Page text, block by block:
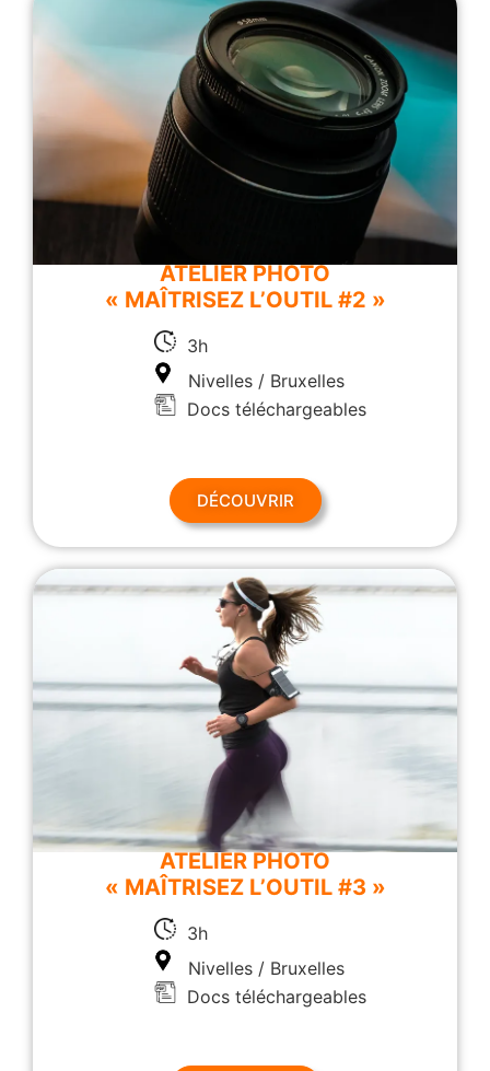
ATELIER PHOTO
« MAÎTRISEZ L’OUTIL #2 »
3h
Nivelles / Bruxelles
Docs téléchargeables
DÉCOUVRIR
ATELIER PHOTO
« MAÎTRISEZ L’OUTIL #3 »
3h
Nivelles / Bruxelles
Docs téléchargeables